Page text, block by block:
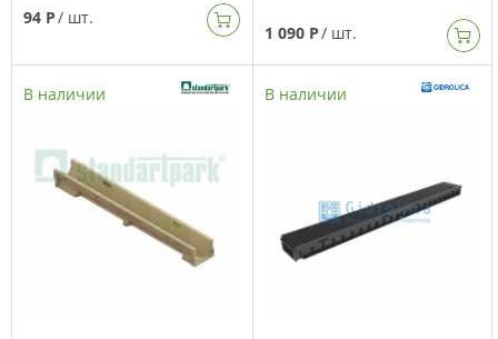
94 Р/ шт.
1 090 Р/ шт.
В наличии В наличии